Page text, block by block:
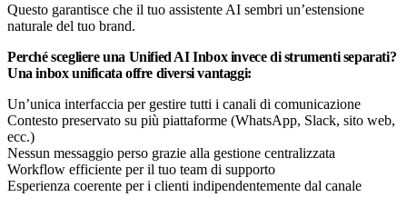
Questo garantisce che il tuo assistente AI sembri un’estensione
naturale del tuo brand.
Perché scegliere una Unified AI Inbox invece di strumenti separati?
Una inbox unificata offre diversi vantaggi:
Un’unica interfaccia per gestire tutti i canali di comunicazione
Contesto preservato su più piattaforme (WhatsApp, Slack, sito web,
ecc.)
Nessun messaggio perso grazie alla gestione centralizzata
Workflow efficiente per il tuo team di supporto
Esperienza coerente per i clienti indipendentemente dal canale